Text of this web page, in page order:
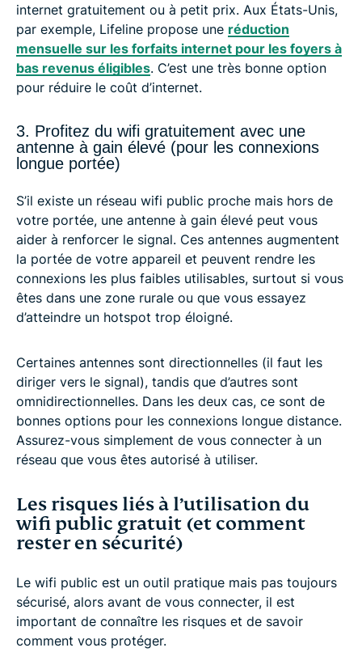
internet gratuitement ou à petit prix. Aux États-Unis,
par exemple, Lifeline propose une réduction
mensuelle sur les forfaits internet pour les foyers à
bas revenus éligibles. C’est une très bonne option
pour réduire le coût d’internet.
3. Profitez du wifi gratuitement avec une
antenne à gain élevé (pour les connexions
longue portée)
S’il existe un réseau wifi public proche mais hors de
votre portée, une antenne à gain élevé peut vous
aider à renforcer le signal. Ces antennes augmentent
la portée de votre appareil et peuvent rendre les
connexions les plus faibles utilisables, surtout si vous
êtes dans une zone rurale ou que vous essayez
d’atteindre un hotspot trop éloigné.
Certaines antennes sont directionnelles (il faut les
diriger vers le signal), tandis que d’autres sont
omnidirectionnelles. Dans les deux cas, ce sont de
bonnes options pour les connexions longue distance.
Assurez-vous simplement de vous connecter à un
réseau que vous êtes autorisé à utiliser.
Les risques liés à l’utilisation du
wifi public gratuit (et comment
rester en sécurité)
Le wifi public est un outil pratique mais pas toujours
sécurisé, alors avant de vous connecter, il est
important de connaître les risques et de savoir
comment vous protéger.